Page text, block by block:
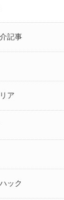
記事
ア
ック